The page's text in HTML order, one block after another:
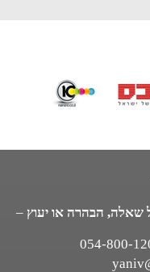
שאלה, הבהרה או יעוץ –
054-800-